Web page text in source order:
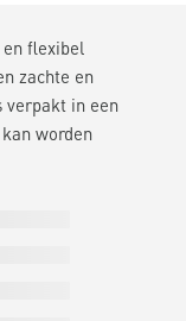
flexibel
zachte en
verpakt in een
worden